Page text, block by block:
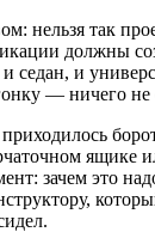
нельзя так
должны
седан, и
— ничего не
ящике
зачем это